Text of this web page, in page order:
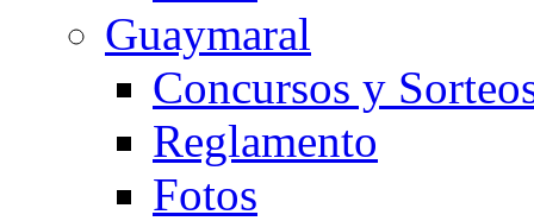
Guaymaral
Concursos y
Reglamento
Fotos